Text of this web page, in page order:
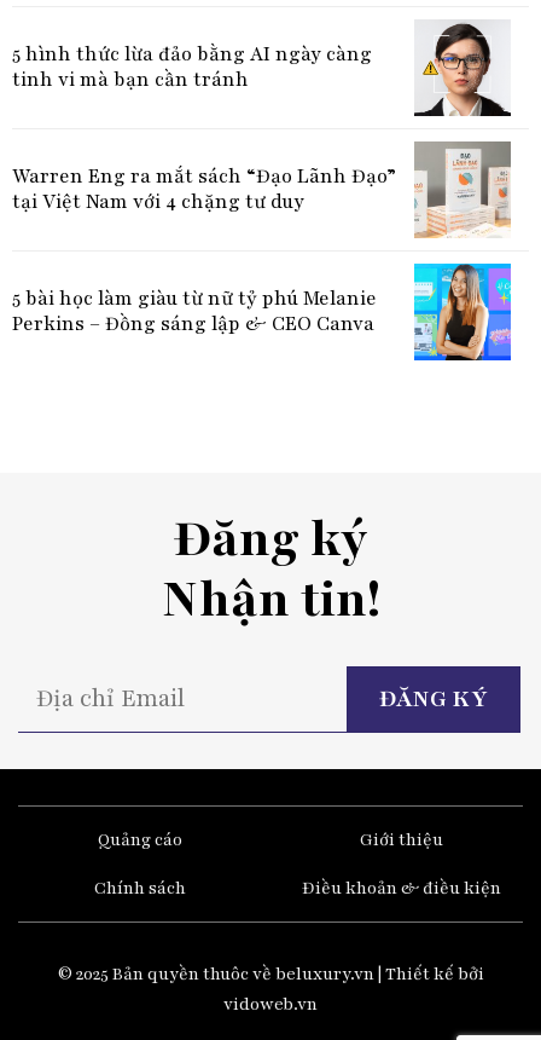
5 hình thức lừa đảo bằng AI ngày càng
tinh vi mà bạn cần tránh
Warren Eng ra mắt sách “Đạo Lãnh Đạo”
tại Việt Nam với 4 chặng tư duy
5 bài học làm giàu từ nữ tỷ phú Melanie
Perkins – Đồng sáng lập & CEO Canva
Đăng ký
Nhận tin!
Quảng cáo Giới thiệu
Chính sách Điều khoản & điều kiện
© 2025 Bản quyền thuôc về beluxury.vn | Thiết kế bởi
vidoweb.vn